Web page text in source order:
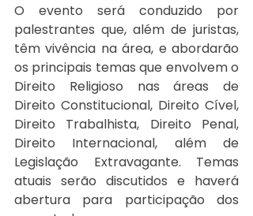
O evento será conduzido por
palestrantes que, além de juristas,
têm vivência na área, e abordarão
os principais temas que envolvem o
Direito Religioso nas áreas de
Direito Constitucional, Direito Cível,
Direito Trabalhista, Direito Penal,
Direito Internacional, além de
Legislação Extravagante. Temas
atuais serão discutidos e haverá
abertura para participação dos